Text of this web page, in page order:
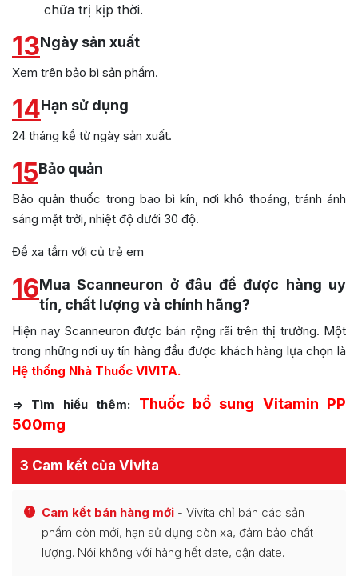
chữa trị kịp thời.
13Ngày sản xuất
Xem trên bảo bì sản phẩm.
14Hạn sử dụng
24 tháng kể từ ngày sản xuất.
15Bảo quản
Bảo quản thuốc trong bao bì kín, nơi khô thoáng, tránh ánh
sáng mặt trời, nhiệt độ dưới 30 độ.
Để xa tầm với củ trẻ em
16Mua Scanneuron ở đâu để được hàng uy
tín, chất lượng và chính hãng?
Hiện nay Scanneuron được bán rộng rãi trên thị trường. Một
trong những nơi uy tín hàng đầu được khách hàng lựa chọn là
Hệ thống Nhà Thuốc VIVITA.
=> Tìm hiểu thêm: Thuốc bổ sung Vitamin PP
500mg
3 Cam kết của Vivita
1 Cam kết bán hàng mới - Vivita chỉ bán các sản
phẩm còn mới, hạn sử dụng còn xa, đảm bảo chất
lượng. Nói không với hàng hết date, cận date.